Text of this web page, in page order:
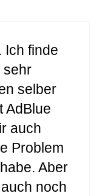
Ich finde
sehr
selber
AdBlue
auch
Problem
Aber
noch